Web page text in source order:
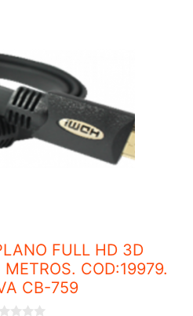
FULL HD 3D
COD:19979.
CB-759